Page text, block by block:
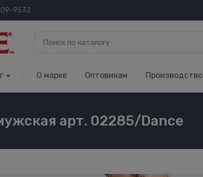
9532
О марке Оптовикам Производство
арт. 02285/Dance